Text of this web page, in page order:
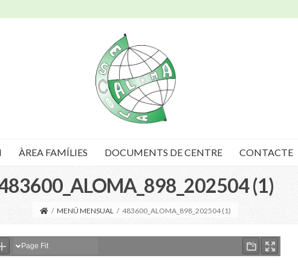
ÀREA FAMÍLIES DOCUMENTS DE CENTRE CONTACTE
(1)
/ MENÚ MENSUAL / 483600_ALOMA_898_202504 (1)